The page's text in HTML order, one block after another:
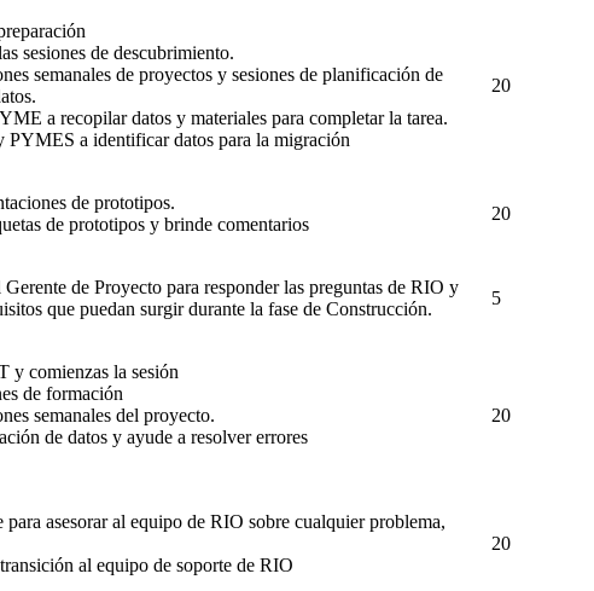
sesiones de descubrimiento.
semanales de proyectos y sesiones de planificación de
a recopilar datos y materiales para completar la tarea.
PYMES a identificar datos para la migración
20
de prototipos.
de prototipos y brinde comentarios
20
de Proyecto para responder las preguntas de RIO y
que puedan surgir durante la fase de Construcción.
5
y comienzas la sesión
de formación
semanales del proyecto.
de datos y ayude a resolver errores
20
para asesorar al equipo de RIO sobre cualquier problema,
al equipo de soporte de RIO
20